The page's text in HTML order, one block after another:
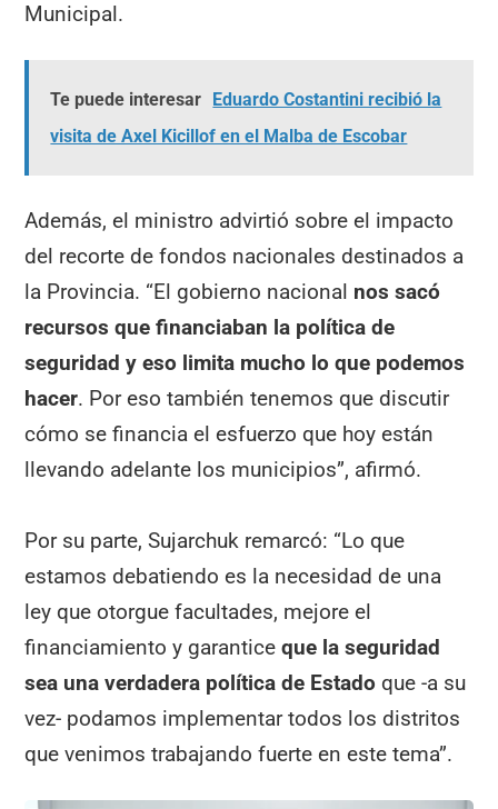
Municipal.
Te puede interesar Eduardo Costantini recibió la
visita de Axel Kicillof en el Malba de Escobar
Además, el ministro advirtió sobre el impacto
del recorte de fondos nacionales destinados a
la Provincia. “El gobierno nacional nos sacó
recursos que financiaban la política de
seguridad y eso limita mucho lo que podemos
hacer. Por eso también tenemos que discutir
cómo se financia el esfuerzo que hoy están
llevando adelante los municipios”, afirmó.
Por su parte, Sujarchuk remarcó: “Lo que
estamos debatiendo es la necesidad de una
ley que otorgue facultades, mejore el
financiamiento y garanticeque la seguridad
sea una verdadera política de Estado que -a su
vez- podamos implementar todos los distritos
que venimos trabajando fuerte en este tema”.